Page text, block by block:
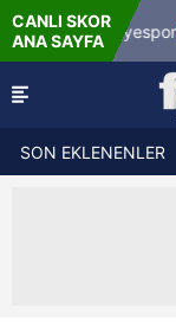
CANLI SKOR
ANA SAYFA
8.8.2026 - Cum
19:00
SON EKLENENLER